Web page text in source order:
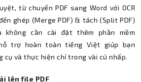
từ chuyển PDF sang Word với OCR
ghép (Merge PDF) & tách (Split PDF)
không cần cài đặt thêm phần mềm
trợ hoàn toàn tiếng Việt giúp bạn
cụ và thực hiện chỉ trong vài cú nhấp.
lên file PDF